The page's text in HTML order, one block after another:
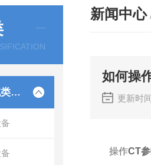
承装（修、试） 承试类仪器
新闻中心
如何操
更新时
操作CT